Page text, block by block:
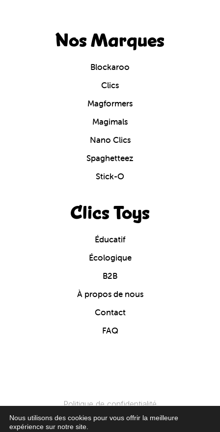
Nos Marques
Blockaroo
Clics
Magformers
Magimals
Nano Clics
Spaghetteez
Stick-O
Clics Toys
Éducatif
Écologique
B2B
À propos de nous
Contact
FAQ
Politique de confidentialité
Nous utilisons des cookies pour vous offrir la meilleure
expérience sur notre site.